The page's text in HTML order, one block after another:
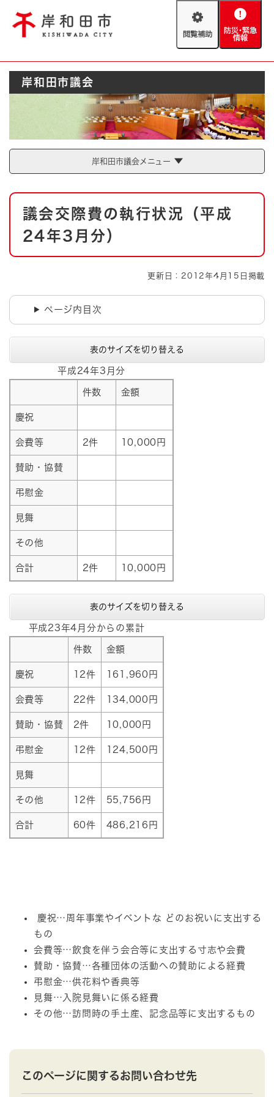
閲
助
防
緊
情
報
Foreign language
やさしい日本語
とじる
防災・緊急情報
ハザードマップ AED設置箇所
とじる
岸和田市議会
岸和田市議会メニュー
本
議会交際費の執行状況（平成
24年3月分）
更新日：2012年4月15日掲載
ページ内目次
表のサイズを切り替える
平成24年3月分
件数 金額
慶祝
会費等 2件 10,000円
賛助・協賛
弔慰金
見舞
その他
合計 2件 10,000円
表のサイズを切り替える
平成23年4月分からの累計
件数 金額
慶祝 12件 161,960円
会費等 22件 134,000円
賛助・協賛 2件 10,000円
弔慰金 12件 124,500円
見舞
その他 12件 55,756円
合計 60件 486,216円
慶祝…周年事業やイベントな どのお祝いに支出する
もの
会費等…飲食を伴う会合等に支出する寸志や会費
賛助・協賛…各種団体の活動への賛助による経費
弔慰金…供花料や香典等
見舞…入院見舞いに係る経費
その他…訪問時の手土産、記念品等に支出するもの
このページに関するお問い合わせ先